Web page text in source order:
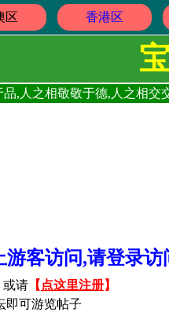
区 香港区
品,人之相敬敬于德,人之相
游客访问,请登录
或请 【 点这里注册】
即可游览帖子